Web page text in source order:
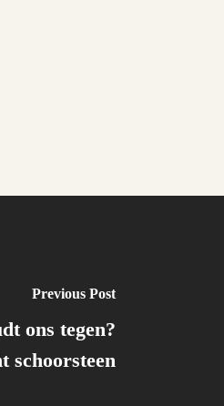
Previous Post
ons tegen?
schoorsteen